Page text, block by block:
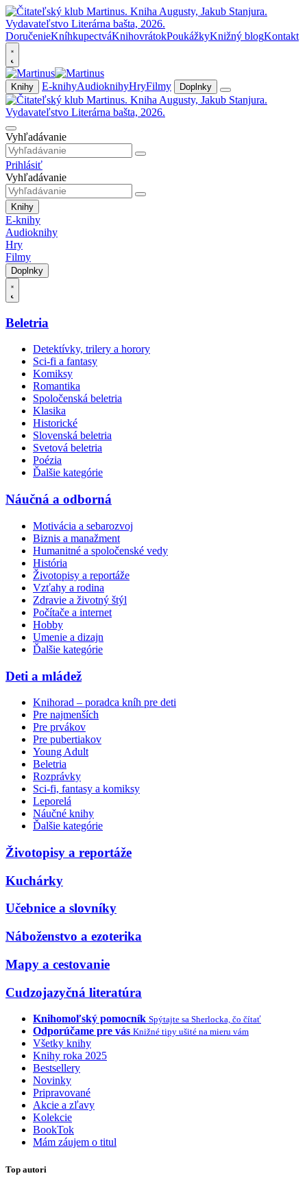
DoručenieKníhkupectváKnihovrátokPoukážkyKnižný blogKontakt
Knihy E-knihyAudioknihyHryFilmy Doplnky
Vyhľadávanie
Prihlásiť
Vyhľadávanie
Knihy
E-knihy
Audioknihy
Hry
Filmy
Doplnky
Beletria
Detektívky, trilery a horory
Sci-fi a fantasy
Komiksy
Romantika
Spoločenská beletria
Klasika
Historické
Slovenská beletria
Svetová beletria
Poézia
Ďalšie kategórie
Náučná a odborná
Motivácia a sebarozvoj
Biznis a manažment
Humanitné a spoločenské vedy
História
Životopisy a reportáže
Vzťahy a rodina
Zdravie a životný štýl
Počítače a internet
Hobby
Umenie a dizajn
Ďalšie kategórie
Deti a mládež
Knihorad – poradca kníh pre deti
Pre najmenších
Pre prvákov
Pre pubertiakov
Young Adult
Beletria
Rozprávky
Sci-fi, fantasy a komiksy
Leporelá
Náučné knihy
Ďalšie kategórie
Životopisy a reportáže
Kuchárky
Učebnice a slovníky
Náboženstvo a ezoterika
Mapy a cestovanie
Cudzojazyčná literatúra
Knihomoľský pomocník Spýtajte sa Sherlocka, čo čítať
Odporúčame pre vás Knižné tipy ušité na mieru vám
Všetky knihy
Knihy roka 2025
Bestsellery
Novinky
Pripravované
Akcie a zľavy
Kolekcie
BookTok
Mám záujem o titul
Top autori